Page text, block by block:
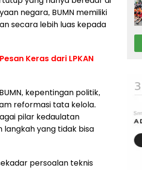
negara, BUMN memiliki
secara lebih luas kepada
Keras dari LPKAN
kepentingan politik,
reformasi tata kelola.
pilar kedaulatan
yang tidak bisa
persoalan teknis